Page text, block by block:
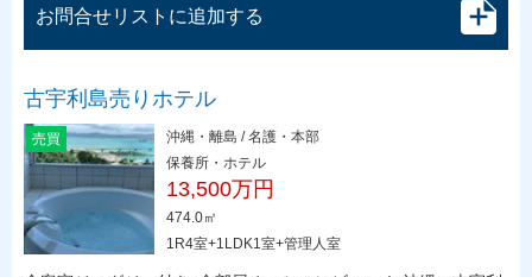
お問合せリストに追加する
古宇利島売りホテル
売買
沖縄・離島 / 名護・本部
保養所・ホテル
13,500万円
474.0㎡
1R4室+1LDK1室+管理人室